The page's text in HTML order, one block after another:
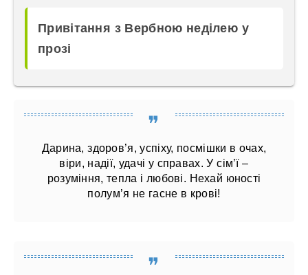
Привітання з Вербною неділею у
прозі
Дарина, здоров’я, успіху, посмішки в очах,
віри, надії, удачі у справах. У сім’ї –
розуміння, тепла і любові. Нехай юності
полум’я не гасне в крові!